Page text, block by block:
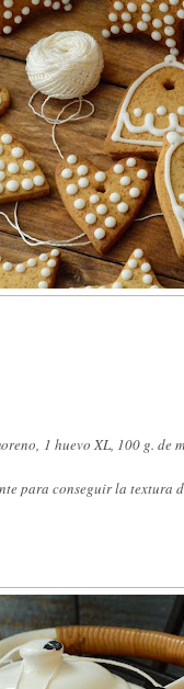
1 huevo XL, 100 g. de
para conseguir la textura